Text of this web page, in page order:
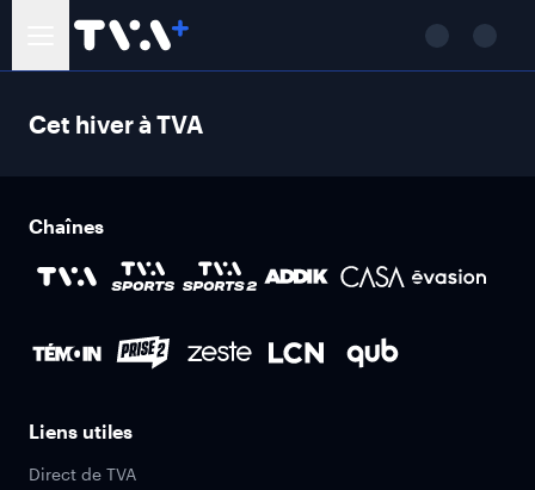
Cet hiver à TVA
Chaînes
Liens utiles
Direct de TVA